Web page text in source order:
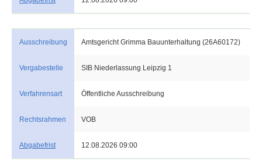
Ausschreibung Amtsgericht Grimma Bauunterhaltung (26A60172)
Vergabestelle SIB Niederlassung Leipzig 1
Verfahrensart Öffentliche Ausschreibung
Rechtsrahmen VOB
Abgabefrist 12.08.2026 09:00